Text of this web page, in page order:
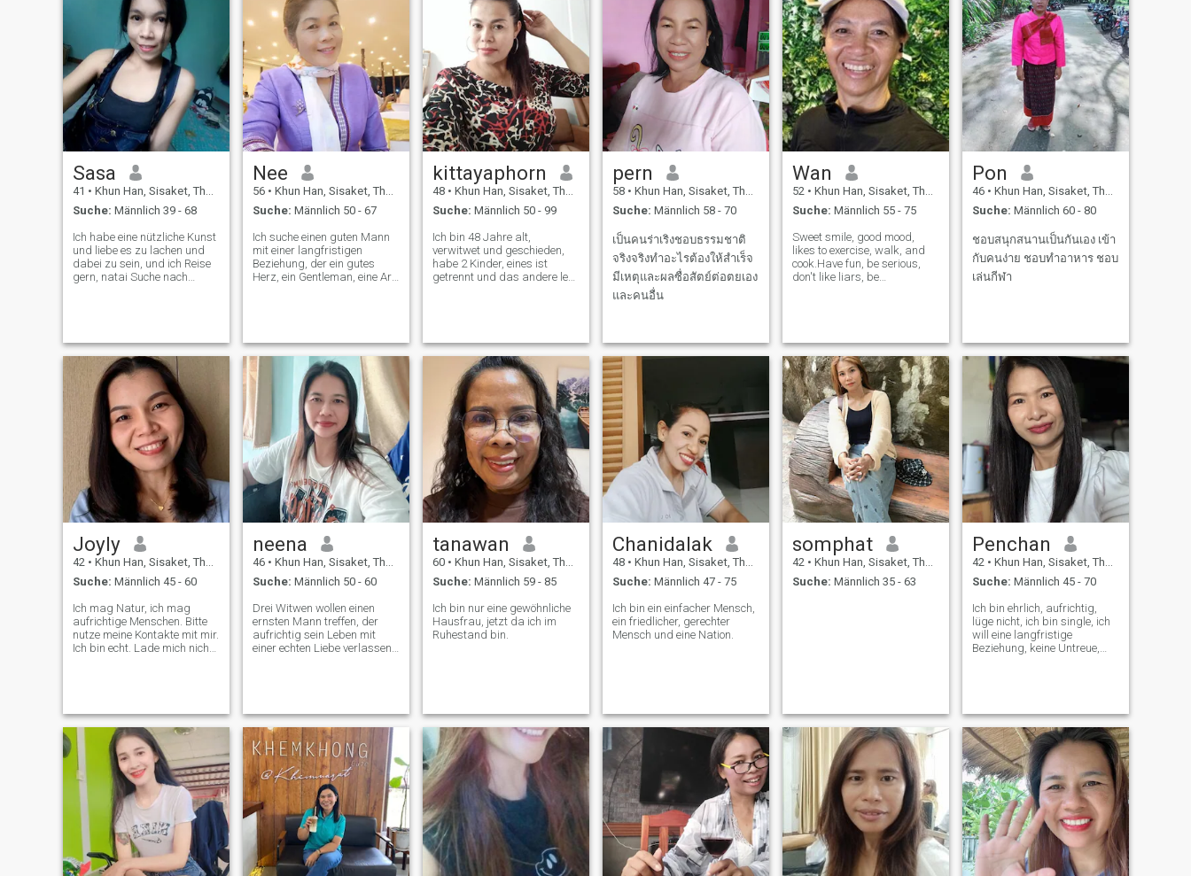
Sasa
41 • Khun Han, Sisaket, Thailand
Suche: Männlich 39 - 68
Ich habe eine nützliche Kunst
und liebe es zu lachen und
dabei zu sein, und ich Reise
gern, natai Suche nach
bin mit allen Menschen
befreundet. Ich liebe Kochen
und Sorge mich um mich. Die
Menschen, die ich liebe.
Nee
56 • Khun Han, Sisaket, Thailand
Suche: Männlich 50 - 67
Ich suche einen guten Mann
mit einer langfristigen
Beziehung, der ein gutes
Herz, ein Gentleman, eine Art
Spieler. Ich bin kein Spieler.
Ich bin kein Spieler. Ich bin
ein Spieler, der kein Spieler
ist. Ich bin kein Spieler, der
ein guter Mensch ist, aber ich
bin kein Fan seines Lebens.
Ich bin ein Spieler, der allen
Menschen hilft, optisch,
freundlicher,
gesundheitsfreundlich,
fröhlich und Kreativ,
aufmerksam, ehrlich,
vernünftig, freundlich, Ich bin
kein Mensch, der sich auch
interessiert. Vielen Dank,
dass Sie mein Profil gelesen
haben. Ich bin ein
freundlicher Mensch und bin
besser kennen möchten,
senden Sie mir bitte eine
Nachricht. Hoffen Sie es Wir
sprechen bald.
kittayaphorn
48 • Khun Han, Sisaket, Thailand
Suche: Männlich 50 - 99
Ich bin 48 Jahre alt,
verwitwet und geschieden,
habe 2 Kinder, eines ist
getrennt und das andere lebt
Ehrlichkeit, ich hoffe, einen
Mann zu finden. Der ein
echter Lebenspartner ist, der
sich darauf freut, in der
Zukunft zusammenzuleben.
Zusammenleben, einander
ohne Bedingungen, ohne
andere Hindernisse in
unserem Leben annehmen,
warte ich auf den richtigen
Mann für mein Herz, der dir
mein Herz ernsthaft schenkt.
pern
58 • Khun Han, Sisaket, Thailand
Suche: Männlich 58 - 70
เป็นคนร่าเริงชอบธรรมชาติ
จริงจริงทำอะไรต้องให้สำเร็จ
มีเหตุและผลซื่อสัตย์ต่อตยเอง
และคนอื่น
Wan
52 • Khun Han, Sisaket, Thailand
Suche: Männlich 55 - 75
Sweet smile, good mood,
likes to exercise, walk, and
cook.Have fun, be serious,
don't like liars, be
Pon
46 • Khun Han, Sisaket, Thailand
Suche: Männlich 60 - 80
ชอบสนุกสนานเป็นกันเอง เข้า
กับคนง่าย ชอบทำอาหาร ชอบ
เล่นกีฬา
Joyly
42 • Khun Han, Sisaket, Thailand
Suche: Männlich 45 - 60
Ich mag Natur, ich mag
aufrichtige Menschen. Bitte
nutze meine Kontakte mit mir.
Ich bin echt. Lade mich nicht
neena
46 • Khun Han, Sisaket, Thailand
Suche: Männlich 50 - 60
Drei Witwen wollen einen
ernsten Mann treffen, der
aufrichtig sein Leben mit
einer echten Liebe verlassen
tanawan
60 • Khun Han, Sisaket, Thailand
Suche: Männlich 59 - 85
Ich bin nur eine gewöhnliche
Hausfrau, jetzt da ich im
Ruhestand bin.
Chanidalak
48 • Khun Han, Sisaket, Thailand
Suche: Männlich 47 - 75
Ich bin ein einfacher Mensch,
ein friedlicher, gerechter
Mensch und eine Nation.
somphat
42 • Khun Han, Sisaket, Thailand
Suche: Männlich 35 - 63
Penchan
42 • Khun Han, Sisaket, Thailand
Suche: Männlich 45 - 70
Ich bin ehrlich, aufrichtig,
lüge nicht, ich bin single, ich
will eine langfristige
Beziehung, keine Untreue,